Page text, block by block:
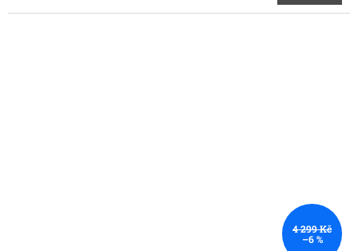
4 299 Kč
–6 %